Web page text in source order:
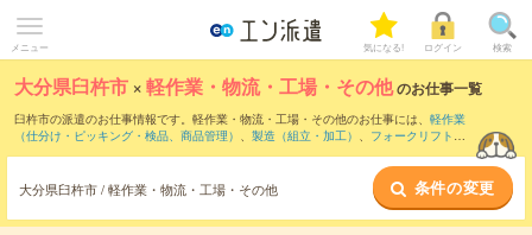
メニュー 気になる! ログイン 検索
大分県臼杵市 ×軽作業・物流・工場・その他のお仕事一覧
臼杵市の派遣のお仕事情報です。軽作業・物流・工場・その他のお仕事には、 軽作業
（仕分け・ピッキング・検品、商品管理） 、 製造（組立・加工） 、 フォークリフト な
大分県臼杵市 / 軽作業・物流・工場・その他 条件の変更